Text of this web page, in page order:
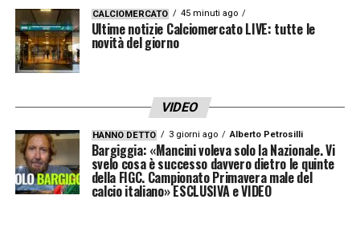
sintesi
SINTESI SECONDO TEMPO –
termina1-0
batte la Roma e torna a +8 sul Napoli. Nella
in realtà prova ad alzare il
baricentro, e a cercare il pareggio, ma a parte
un tiro di
Zaniolonon crea quasi mai pericoli
perSzczesny.Olseninvece compie ancora
CALCIOMERCATO 45 minuti ago
Ultime notizie Calciomercato LIVE: tutte le
novità del giorno
VIDEO
HANNO DETTO 3 giorni ago Alberto Petrosilli
Bargiggia: «Mancini voleva solo la Nazionale. Vi
svelo cosa è successo davvero dietro le quinte
della FIGC. Campionato Primavera male del
calcio italiano» ESCLUSIVA e VIDEO